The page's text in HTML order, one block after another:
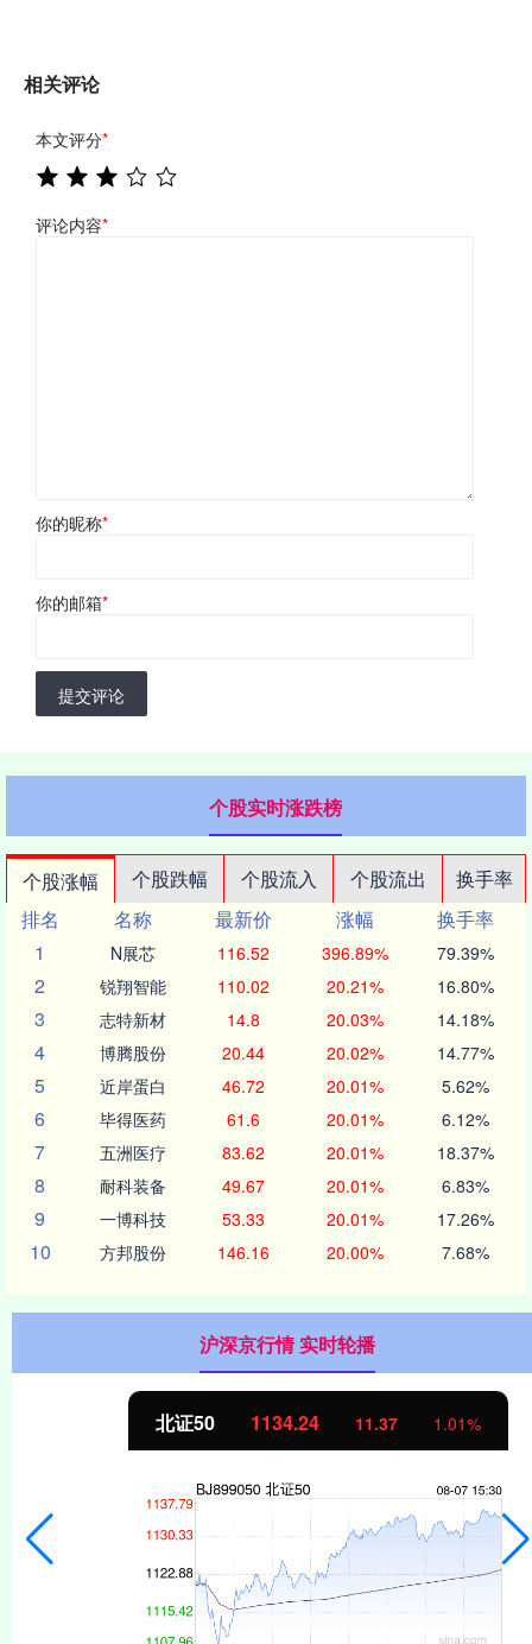
相关评论
本文评分*
评论内容*
你的昵称*
你的邮箱*
提交评论
个股实时涨跌榜
个股涨幅 个股跌幅 个股流入 个股流出
换手率
排名
名称 最新价 涨幅
换手率
1
N展芯 116.52 396.89% 79.39%
2 锐翔智能 110.02 20.21% 16.80%
3 志特新材 14.8 20.03% 14.18%
4 博腾股份 20.44 20.02% 14.77%
5 近岸蛋白 46.72 20.01% 5.62%
6 毕得医药 61.6 20.01% 6.12%
7 五洲医疗 83.62 20.01% 18.37%
8 耐科装备 49.67 20.01% 6.83%
9 一博科技 53.33 20.01% 17.26%
10 方邦股份 146.16 20.00% 7.68%
沪深京行情 实时轮播
北证50 1134.24 11.37 1.01%